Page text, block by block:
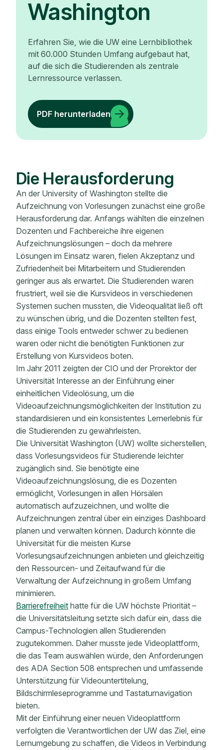
Washington
Erfahren Sie, wie die UW eine Lernbibliothek
mit 60.000 Stunden Umfang aufgebaut hat,
auf die sich die Studierenden als zentrale
Lernressource verlassen.
PDF herunterladen
Die Herausforderung
An der University of Washington stellte die
Aufzeichnung von Vorlesungen zunächst eine große
Herausforderung dar. Anfangs wählten die einzelnen
Dozenten und Fachbereiche ihre eigenen
Aufzeichnungslösungen – doch da mehrere
Lösungen im Einsatz waren, fielen Akzeptanz und
Zufriedenheit bei Mitarbeitern und Studierenden
geringer aus als erwartet. Die Studierenden waren
frustriert, weil sie die Kursvideos in verschiedenen
Systemen suchen mussten, die Videoqualität ließ oft
zu wünschen übrig, und die Dozenten stellten fest,
dass einige Tools entweder schwer zu bedienen
waren oder nicht die benötigten Funktionen zur
Erstellung von Kursvideos boten.
Im Jahr 2011 zeigten der CIO und der Prorektor der
Universität Interesse an der Einführung einer
einheitlichen Videolösung, um die
Videoaufzeichnungsmöglichkeiten der Institution zu
standardisieren und ein konsistentes Lernerlebnis für
die Studierenden zu gewährleisten.
Die Universität Washington (UW) wollte sicherstellen,
dass Vorlesungsvideos für Studierende leichter
zugänglich sind. Sie benötigte eine
Videoaufzeichnungslösung, die es Dozenten
ermöglicht, Vorlesungen in allen Hörsälen
automatisch aufzuzeichnen, und wollte die
Aufzeichnungen zentral über ein einziges Dashboard
planen und verwalten können. Dadurch könnte die
Universität für die meisten Kurse
Vorlesungsaufzeichnungen anbieten und gleichzeitig
den Ressourcen- und Zeitaufwand für die
Verwaltung der Aufzeichnung in großem Umfang
minimieren.
Barrierefreiheit hatte für die UW höchste Priorität –
die Universitätsleitung setzte sich dafür ein, dass die
Campus-Technologien allen Studierenden
zugutekommen. Daher musste jede Videoplattform,
die das Team auswählen würde, den Anforderungen
des ADA Section 508 entsprechen und umfassende
Unterstützung für Videountertitelung,
Bildschirmleseprogramme und Tastaturnavigation
bieten.
Mit der Einführung einer neuen Videoplattform
verfolgten die Verantwortlichen der UW das Ziel, eine
Lernumgebung zu schaffen, die Videos in Verbindung